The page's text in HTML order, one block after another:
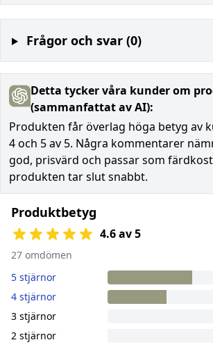
Frågor och svar (0)
Detta tycker våra kunder om
(sammanfattat av AI):
Produkten får överlag höga betyg av
4 och 5 av 5. Några kommentarer
god, prisvärd och passar som
produkten tar slut snabbt.
Produktbetyg
4.6 av 5
27 omdömen
5 stjärnor
4 stjärnor
3 stjärnor
2 stjärnor